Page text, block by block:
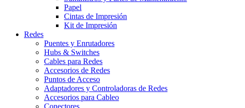
Papel
Cintas de Impresión
Kit de Impresión
Redes
Puentes y Enrutadores
Hubs & Switches
Cables para Redes
Accesorios de Redes
Puntos de Acceso
Adaptadores y Controladoras de Redes
Accesorios para Cableo
Conectores